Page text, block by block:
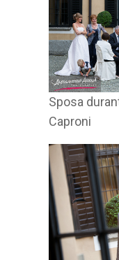
Sposa
Caproni